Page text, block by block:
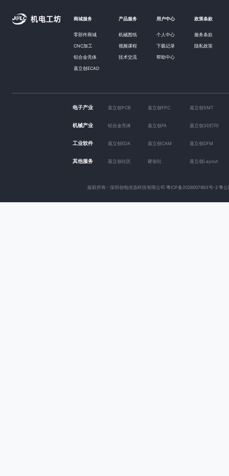
商城服务 产品服务 用户中心 政策条款
零部件商城 机械图纸 个人中心 服务条款
CNC加工 视频课程 下载记录 隐私政策
铝合金壳体 技术交流 帮助中心
嘉立创ECAD
电子产业 嘉立创PCB 嘉立创FPC 嘉立创SMT
机械产业 铝合金壳体 嘉立创FA 嘉立创3D打印
工业软件 嘉立创EDA 嘉立创CAM 嘉立创DFM
其他服务 嘉立创社区 硬创社 嘉立创Layout
版权所有 - 深圳创电优选科技有限公司 粤ICP备2026007863号-2 粤